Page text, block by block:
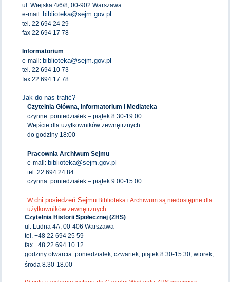
ul. Wiejska 4/6/8, 00-902 Warszawa
e-mail: biblioteka@sejm.gov.pl
tel. 22 694 24 29
fax 22 694 17 78
Informatorium
e-mail: biblioteka@sejm.gov.pl
tel. 22 694 10 73
fax 22 694 17 78
Jak do nas trafić?
Czytelnia Główna, Informatorium i Mediateka
czynne: poniedziałek – piątek 8:30-19:00
Wejście dla użytkowników zewnętrznych
do godziny 18:00
Pracownia Archiwum Sejmu
e-mail: biblioteka@sejm.gov.pl
tel. 22 694 24 84
czynna: poniedziałek – piątek 9.00-15.00
Wdni posiedzeń Sejmu Biblioteka i Archiwum są niedostępne dla
użytkowników zewnętrznych.
Czytelnia Historii Społecznej (ZHS)
ul. Ludna 4A, 00-406 Warszawa
tel. +48 22 694 25 59
fax +48 22 694 10 12
godziny otwarcia: poniedziałek, czwartek, piątek 8.30-15.30; wtorek,
środa 8.30-18.00